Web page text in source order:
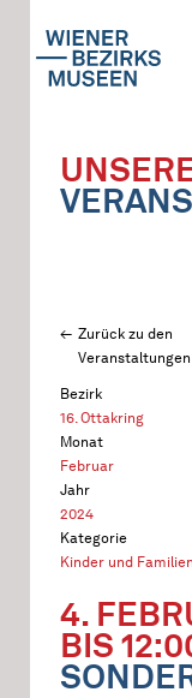
Zurück zu den
Veranstaltungen
Bezirk
16. Ottakring
Monat
Februar
Jahr
2024
Kategorie
Kinder und Familien
4.
BIS